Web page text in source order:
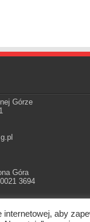
Górze
Góra
3694
Zielonogórsko-
aby